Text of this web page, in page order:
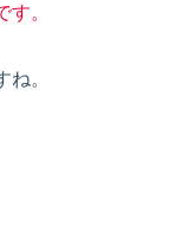
。
。